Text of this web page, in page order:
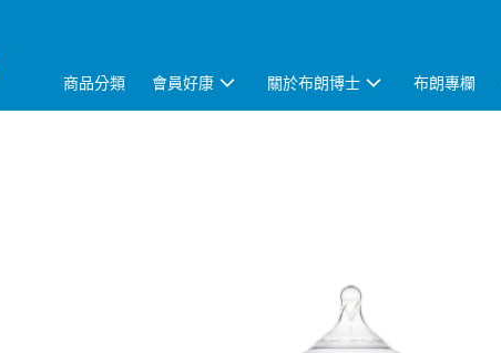
商品分類 會員好康 關於布朗博士 布朗專欄